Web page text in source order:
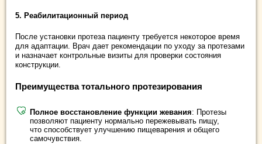
5. Реабилитационный период
После установки протеза пациенту требуется некоторое время
для адаптации. Врач дает рекомендации по уходу за протезами
и назначает контрольные визиты для проверки состояния
конструкции.
Преимущества тотального протезирования
Полное восстановление функции жевания: Протезы
позволяют пациенту нормально пережевывать пищу,
что способствует улучшению пищеварения и общего
самочувствия.